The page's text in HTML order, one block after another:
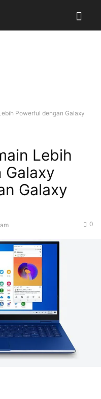
Powerful dengan Galaxy
Lebih
Galaxy
Galaxy
0